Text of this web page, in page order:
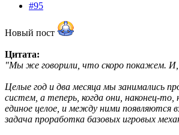
#95
Новый пост
Цитата:
"Мы же говорили, что скоро покажем.
Целые год и два месяца мы занимались
систем, а теперь, когда они, наконец-то,
единое целое, и между ними появляются
задача проработка базовых игровых